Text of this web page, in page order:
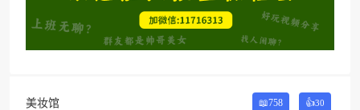
美妆馆 📖758 👍30